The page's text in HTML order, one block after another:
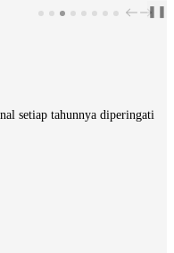
PREV
❚❚
setiap tahunnya diperingati